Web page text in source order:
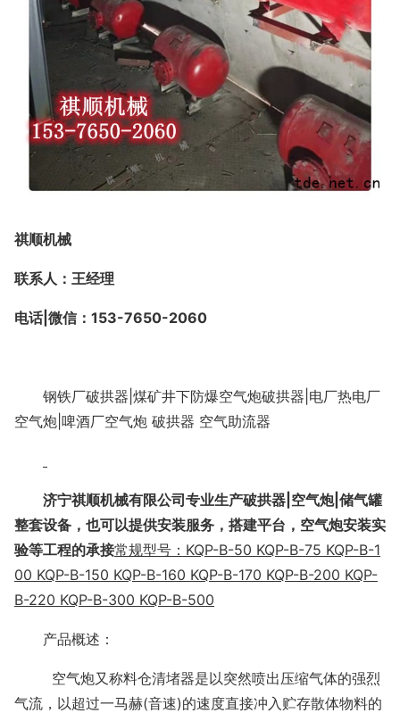
祺顺机械
联系人：王经理
电话|微信：153-7650-2060
钢铁厂破拱器 |煤矿井下防爆空气炮破拱器|电厂热电厂
空气炮|啤酒厂空气炮 破拱器 空气助流器
济宁祺顺机械有限公司专业生产破拱器 |空气炮|储气罐
整套设备，也可以提供安装服务，搭建平台，空气炮安装实
验等工程的承接常规型号： KQP-B-50 KQP-B-75 KQP-B-1
00 KQP-B-150 KQP-B-160 KQP-B-170 KQP-B-200 KQP-
B-220 KQP-B-300 KQP-B-500
产品概述：
空气炮又称料仓清堵器是以突然喷出压缩气体的强烈
气流，以超过一马赫(音速)的速度直接冲入贮存散体物料的